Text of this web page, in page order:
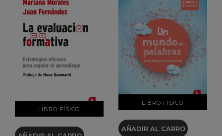
LIBRO FÍSICO
VER DETALLES
LIBRO FÍSICO
VER DETALLES
AÑADIR AL CARRO